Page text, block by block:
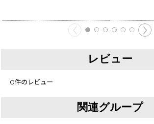
レビュー
0件のレビュー
関連グループ